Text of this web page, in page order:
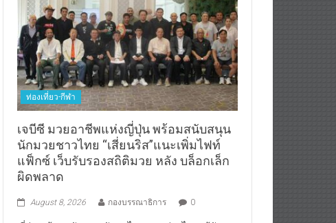
ท่องเที่ยว-กีฬา
เจบีซี มวยอาชีพแห่งญี่ปุ่น พร้อมสนับสนุน
นักมวยชาวไทย “เสี่ยนริส”แนะเพิ่มไฟท์
แฟ็กซ์ เว็บรับรองสถิติมวย หลัง บล็อกเล็ก
ผิดพลาด
ญี่ปุ่น พร้อมสนับสนุนนักชกไทย และช่วยไทยแก้ปัญหา